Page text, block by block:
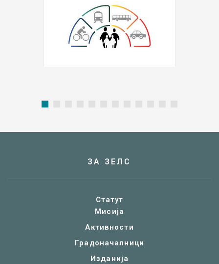
ЗА ЗЕЛС
Статут
Мисија
Активности
Градоначалници
Изданија